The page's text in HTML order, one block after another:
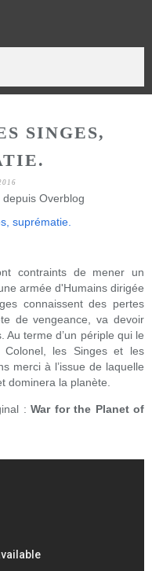
SINGES,
Overblog
contraints de mener un
armée d'Humains dirigée
connaissent des pertes
de vengeance, va devoir
terme d’un périple qui le
les Singes et les
merci à l’issue de laquelle
dominera la planète.
: War for the Planet of